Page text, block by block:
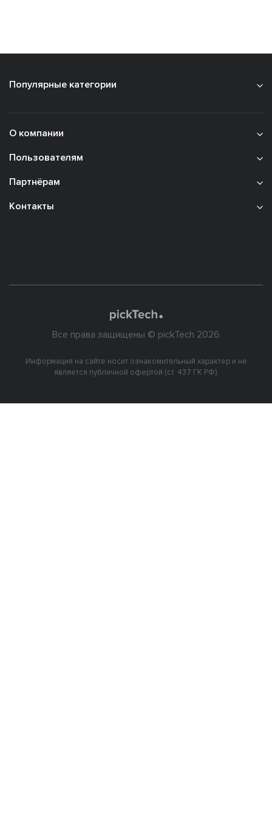
Популярные категории
О компании
Пользователям
Партнёрам
Контакты
Все права защищены © pickTech 2026
Информация на сайте носит ознакомительный характер и не
является публичной офертой (ст. 437 ГК РФ).